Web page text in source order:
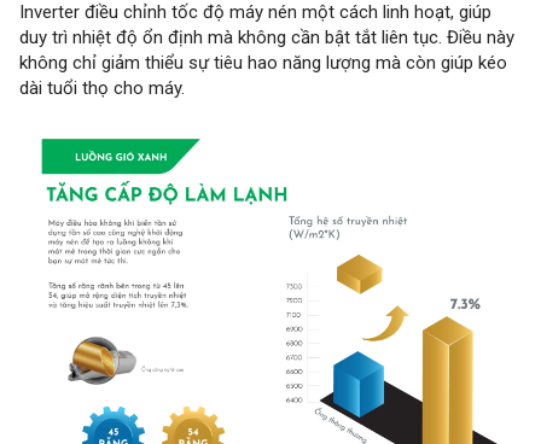
Inverter điều chỉnh tốc độ máy nén một cách linh hoạt, giúp
duy trì nhiệt độ ổn định mà không cần bật tắt liên tục. Điều này
không chỉ giảm thiểu sự tiêu hao năng lượng mà còn giúp kéo
dài tuổi thọ cho máy.